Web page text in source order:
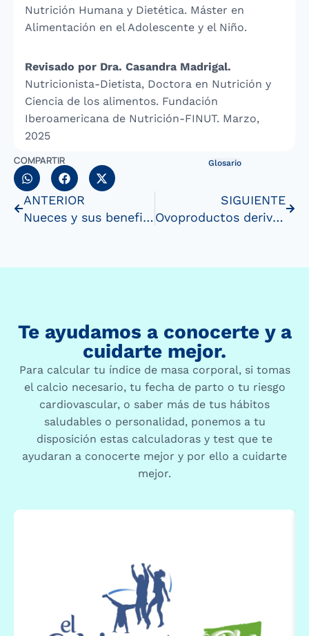
Nutrición Humana y Dietética. Máster en
Alimentación en el Adolescente y el Niño.
Revisado por Dra. Casandra Madrigal.
Nutricionista-Dietista, Doctora en Nutrición y
Ciencia de los alimentos. Fundación
Iberoamericana de Nutrición-FINUT. Marzo,
2025
COMPARTIR Glosario
ANTERIOR
Nueces y sus beneficios en la salud
SIGUIENTE
Ovoproductos derivados del huevo
Te ayudamos a conocerte y a
cuidarte mejor.
Para calcular tu índice de masa corporal, si tomas
el calcio necesario, tu fecha de parto o tu riesgo
cardiovascular, o saber más de tus hábitos
saludables o personalidad, ponemos a tu
disposición estas calculadoras y test que te
ayudaran a conocerte mejor y por ello a cuidarte
mejor.